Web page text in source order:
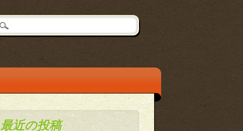
最近の投稿